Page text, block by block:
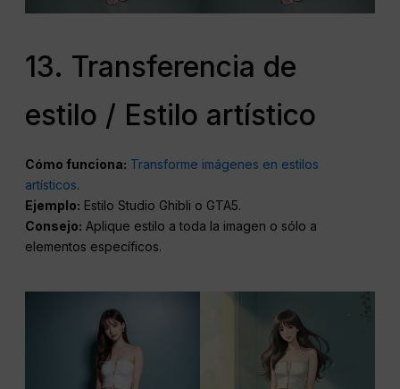
13. Transferencia de
estilo / Estilo artístico
Cómo funciona: Transforme imágenes en estilos
artísticos.
Ejemplo: Estilo Studio Ghibli o GTA5.
Consejo: Aplique estilo a toda la imagen o sólo a
elementos específicos.